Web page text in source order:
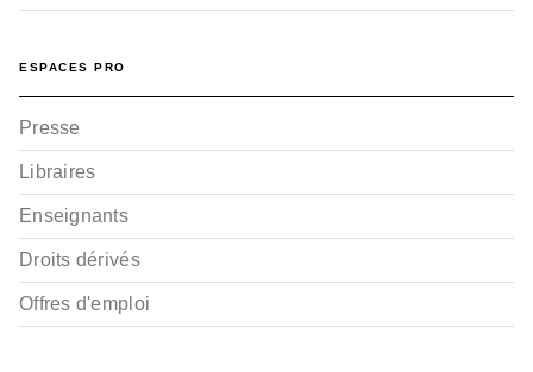
ESPACES PRO
Presse
Libraires
Enseignants
Droits dérivés
Offres d'emploi